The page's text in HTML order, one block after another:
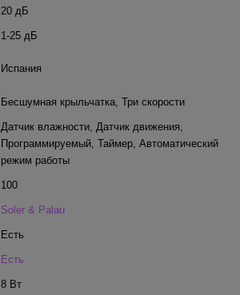
20 дБ
1-25 дБ
Испания
Бесшумная крыльчатка, Три скорости
Датчик влажности, Датчик движения,
Программируемый, Таймер, Автоматический
режим работы
100
Soler & Palau
Есть
Есть
8 Вт